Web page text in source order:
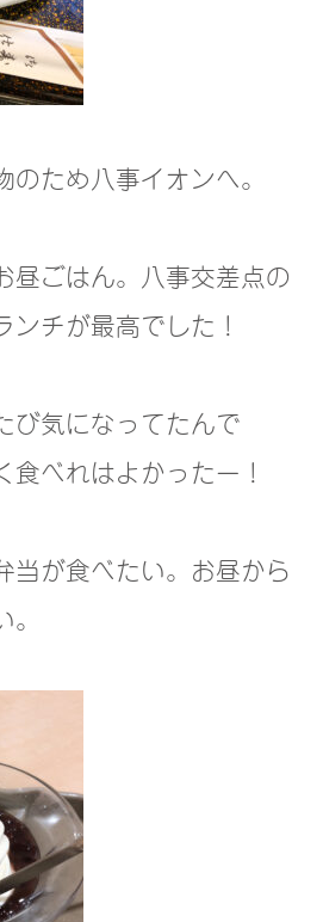
のため八事イオンへ。
昼ごはん。八事交差点の
ンチが最高でした！
び気になってたんで
食べれはよかったー！
当が食べたい。お昼から